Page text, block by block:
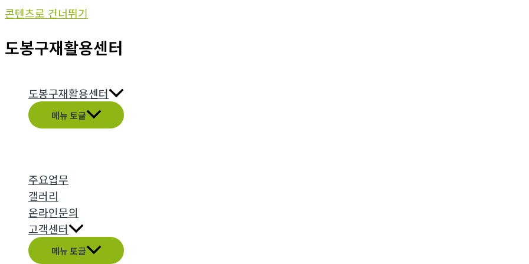
콘텐츠로 건너뛰기
도봉구재활용센터
도봉구재활용센터
메뉴 토글
주요업무
갤러리
온라인문의
고객센터
메뉴 토글